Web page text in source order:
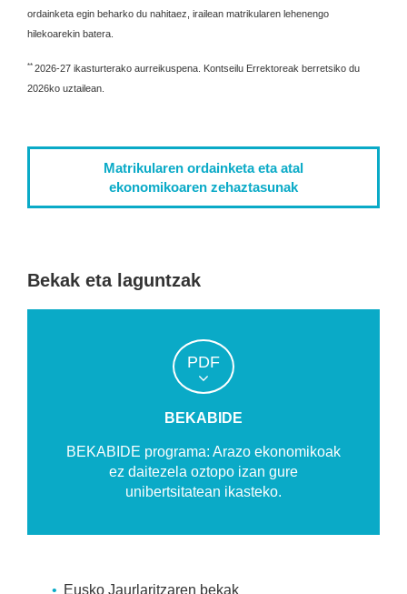
ordainketa egin beharko du nahitaez, irailean matrikularen lehenengo
hilekoarekin batera.
** 2026-27 ikasturterako aurreikuspena. Kontseilu Errektoreak berretsiko du
2026ko uztailean.
Matrikularen ordainketa eta atal
ekonomikoaren zehaztasunak
Bekak eta laguntzak
PDF
BEKABIDE
BEKABIDE programa: Arazo ekonomikoak
ez daitezela oztopo izan gure
unibertsitatean ikasteko.
Eusko Jaurlaritzaren bekak